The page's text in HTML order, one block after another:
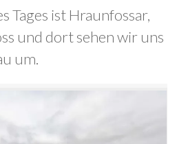
Tages ist Hraunfossar,
und dort sehen wir uns
um.